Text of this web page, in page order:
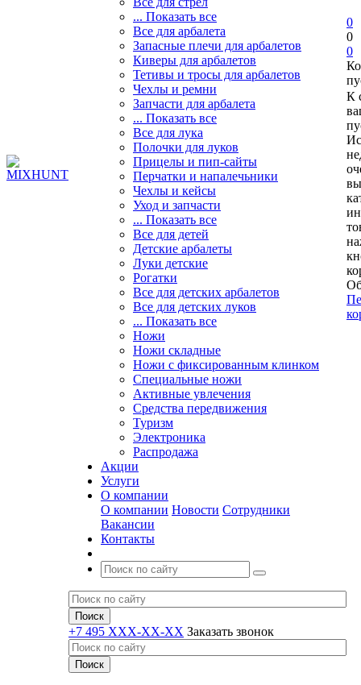
... Показать все
Все для арбалета
Запасные плечи для арбалетов
Киверы для арбалетов
Тетивы и тросы для арбалетов
Чехлы и ремни
Запчасти для арбалета
... Показать все
Все для лука
Полочки для луков
Прицелы и пип-сайты
Перчатки и напалечьники
Чехлы и кейсы
Уход и запчасти
... Показать все
Все для детей
Детские арбалеты
Луки детские
Рогатки
Все для детских арбалетов
Все для детских луков
... Показать все
Ножи
Ножи складные
Ножи с фиксированным клинком
Специальные ножи
Активные увлечения
Средства передвижения
Туризм
Электроника
Распродажа
Акции
Услуги
О компании
О компании Новости Сотрудники
Вакансии
Контакты
+7 495 XXX-XX-XX Заказать звонок
0
0
0
К